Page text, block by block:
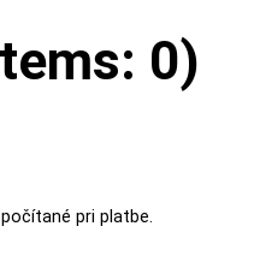
0)
pri platbe.